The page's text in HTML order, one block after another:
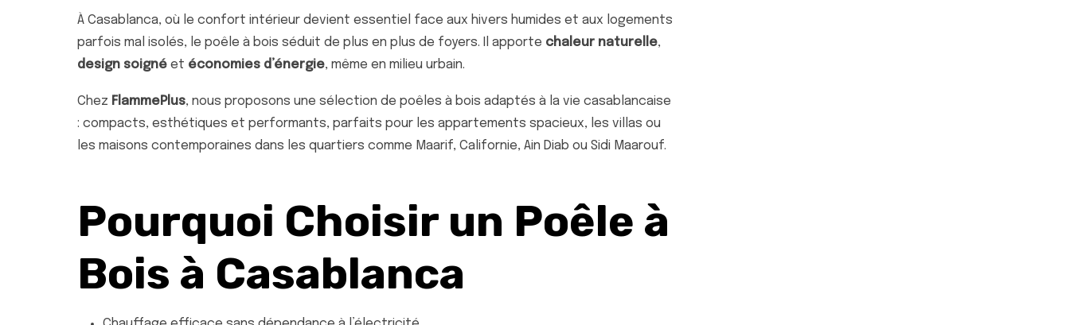
À Casablanca, où le confort intérieur devient essentiel face aux hivers humides et aux logements
parfois mal isolés, le poêle à bois séduit de plus en plus de foyers. Il apporte chaleur naturelle,
design soigné et économies d’énergie, même en milieu urbain.
Chez FlammePlus, nous proposons une sélection de poêles à bois adaptés à la vie casablancaise
: compacts, esthétiques et performants, parfaits pour les appartements spacieux, les villas ou
les maisons contemporaines dans les quartiers comme Maarif, Californie, Ain Diab ou Sidi Maarouf.
Pourquoi Choisir un Poêle à
Bois à Casablanca